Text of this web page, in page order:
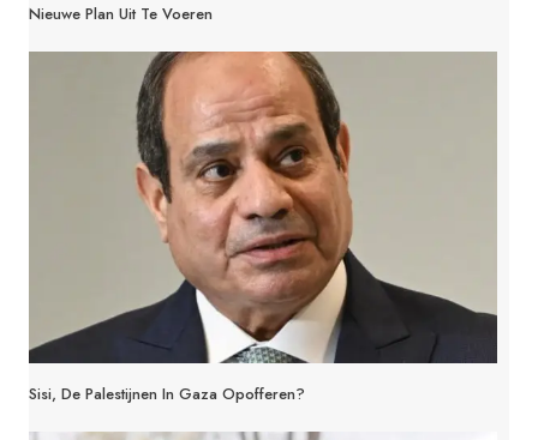
Nieuwe Plan Uit Te Voeren
Sisi, De Palestijnen In Gaza Opofferen?